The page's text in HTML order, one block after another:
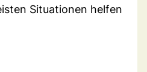
Situationen helfen